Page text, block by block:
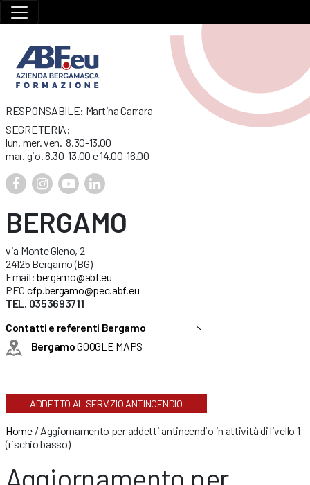
RESPONSABILE: Martina Carrara
SEGRETERIA:
lun. mer. ven. 8.30-13.00
mar. gio. 8.30-13.00 e 14.00-16.00
BERGAMO
via Monte Gleno, 2
24125 Bergamo (BG)
Email: bergamo@abf.eu
PEC cfp.bergamo@pec.abf.eu
TEL. 0353693711
Contatti e referenti Bergamo
BergamoGOOGLE MAPS
ADDETTO AL SERVIZIO ANTINCENDIO
Home/ Aggiornamento per addetti antincendio in attività di livello 1
(rischio basso)
Aggiornamento per